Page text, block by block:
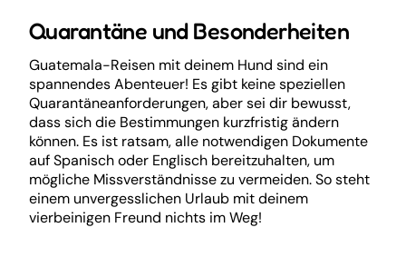
Quarantäne und Besonderheiten
Guatemala-Reisen mit deinem Hund sind ein
spannendes Abenteuer! Es gibt keine speziellen
Quarantäneanforderungen, aber sei dir bewusst,
dass sich die Bestimmungen kurzfristig ändern
können. Es ist ratsam, alle notwendigen Dokumente
auf Spanisch oder Englisch bereitzuhalten, um
mögliche Missverständnisse zu vermeiden. So steht
einem unvergesslichen Urlaub mit deinem
vierbeinigen Freund nichts im Weg!